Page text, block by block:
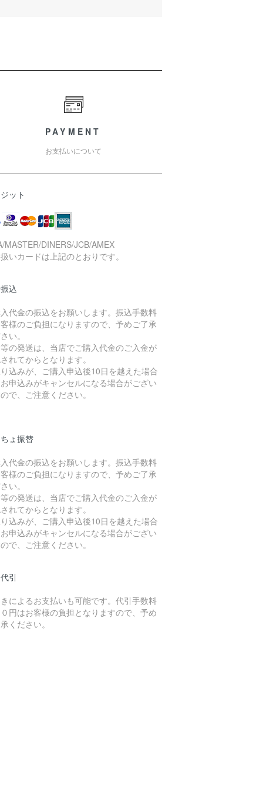
PAYMENT
お支払いについて
ット
MASTER/DINERS/JCB/AMEX
いカードは上記のとおりです。
込
代金の振込をお願いします。振込手数料
様のご負担になりますので、予めご了承
い。
の発送は、当店でご購入代金のご入金が
れてからとなります。
込みが、ご購入申込後10日を越えた場合
申込みがキャンセルになる場合がござい
で、ご注意ください。
ょ振替
代金の振込をお願いします。振込手数料
様のご負担になりますので、予めご了承
い。
の発送は、当店でご購入代金のご入金が
れてからとなります。
込みが、ご購入申込後10日を越えた場合
申込みがキャンセルになる場合がござい
で、ご注意ください。
引
によるお支払いも可能です。代引手数料
円はお客様の負担となりますので、予め
ください。